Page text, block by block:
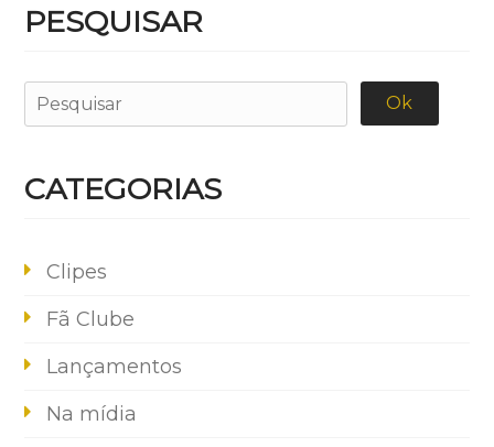
PESQUISAR
CATEGORIAS
Clipes
Fã Clube
Lançamentos
Na mídia